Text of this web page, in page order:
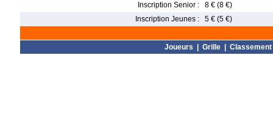
Inscription Senior :
8 € (8 €)
Inscription Jeunes :
5 € (5 €)
Joueurs Grille Classement